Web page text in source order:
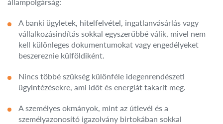
A banki ügyletek, hitelfelvétel, ingatlanvásárlás vagy
vállalkozásindítás sokkal egyszerűbbé válik, mivel nem
kell különleges dokumentumokat vagy engedélyeket
beszereznie külföldiként.
Nincs többé szükség különféle idegenrendészeti
ügyintézésekre, ami időt és energiát takarít meg.
A személyes okmányok, mint az útlevél és a
személyazonosító igazolvány birtokában sokkal